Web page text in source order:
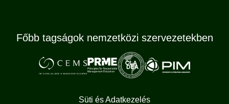
Főbb tagságok nemzetközi szervezetekben
Süti és Adatkezelés